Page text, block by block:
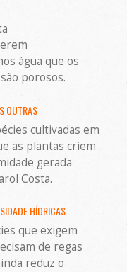
água que os
porosos.
OUTRAS
cultivadas em
as plantas criem
gerada
Costa.
HÍDRICAS
que exigem
de regas
reduz o